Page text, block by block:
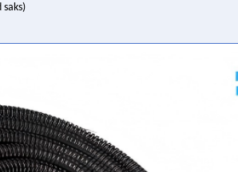
saks)